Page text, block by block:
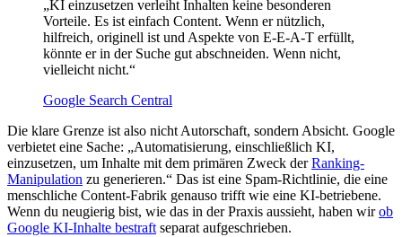
„KI einzusetzen verleiht Inhalten keine besonderen
Vorteile. Es ist einfach Content. Wenn er nützlich,
hilfreich, originell ist und Aspekte von E-E-A-T erfüllt,
könnte er in der Suche gut abschneiden. Wenn nicht,
vielleicht nicht.“
Google Search Central
Die klare Grenze ist also nicht Autorschaft, sondern Absicht. Google
verbietet eine Sache: „Automatisierung, einschließlich KI,
einzusetzen, um Inhalte mit dem primären Zweck derRanking-
Manipulation zu generieren.“ Das ist eine Spam-Richtlinie, die eine
menschliche Content-Fabrik genauso trifft wie eine KI-betriebene.
Wenn du neugierig bist, wie das in der Praxis aussieht, haben wirob
Google KI-Inhalte bestraftseparat aufgeschrieben.